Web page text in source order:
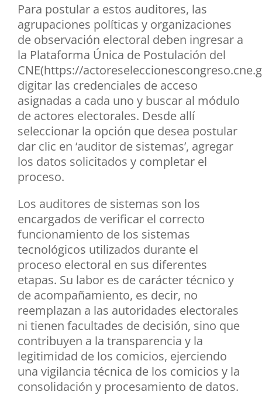
Para postular a estos auditores, las
agrupaciones políticas y organizaciones
de observación electoral deben ingresar a
la Plataforma Única de Postulación del
CNE(https://
digitar las credenciales de acceso
asignadas a cada uno y buscar al módulo
de actores electorales. Desde allí
seleccionar la opción que desea postular
dar clic en ‘auditor de sistemas’, agregar
los datos solicitados y completar el
proceso.
Los auditores de sistemas son los
encargados de verificar el correcto
funcionamiento de los sistemas
tecnológicos utilizados durante el
proceso electoral en sus diferentes
etapas. Su labor es de carácter técnico y
de acompañamiento, es decir, no
reemplazan a las autoridades electorales
ni tienen facultades de decisión, sino que
contribuyen a la transparencia y la
legitimidad de los comicios, ejerciendo
una vigilancia técnica de los comicios y la
consolidación y procesamiento de datos.